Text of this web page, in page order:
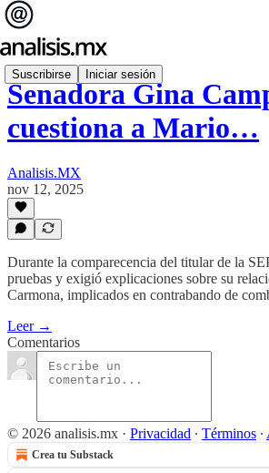
Suscribirse Iniciar sesión
Senadora Gina
cuestiona a Mario…
Analisis.MX
nov 12, 2025
Durante la comparecencia del titular de la
pruebas y exigió explicaciones sobre su
Carmona, implicados en contrabando de
Leer →
Comentarios
© 2026 analisis.mx · Privacidad ∙ Términos ∙
Crea tu Substack